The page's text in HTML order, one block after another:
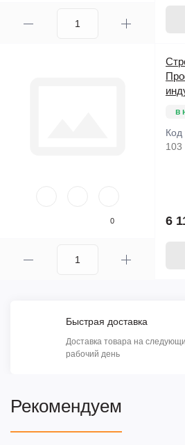
0
в
Код
103
6
Быстрая доставка
Доставка товара на
рабочий день
Рекомендуем